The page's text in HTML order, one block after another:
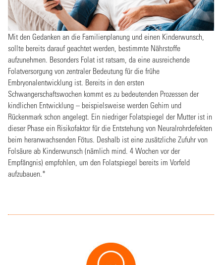
Mit den Gedanken an die Familienplanung und einen Kinderwunsch,
sollte bereits darauf geachtet werden, bestimmte Nährstoffe
aufzunehmen. Besonders Folat ist ratsam, da eine ausreichende
Folatversorgung von zentraler Bedeutung für die frühe
Embryonalentwicklung ist. Bereits in den ersten
Schwangerschaftswochen kommt es zu bedeutenden Prozessen der
kindlichen Entwicklung – beispielsweise werden Gehirn und
Rückenmark schon angelegt. Ein niedriger Folatspiegel der Mutter ist in
dieser Phase ein Risikofaktor für die Entstehung von Neuralrohrdefekten
beim heranwachsenden Fötus. Deshalb ist eine zusätzliche Zufuhr von
Folsäure ab Kinderwunsch (nämlich mind. 4 Wochen vor der
Empfängnis) empfohlen, um den Folatspiegel bereits im Vorfeld
aufzubauen.*